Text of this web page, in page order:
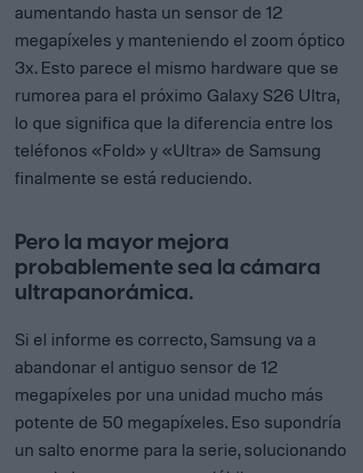
aumentando hasta un sensor de 12
megapíxeles y manteniendo el zoom óptico
3x. Esto parece el mismo hardware que se
rumorea para el próximo Galaxy S26 Ultra,
lo que significa que la diferencia entre los
teléfonos «Fold» y «Ultra» de Samsung
finalmente se está reduciendo.
Pero la mayor mejora
probablemente sea la cámara
ultrapanorámica.
Si el informe es correcto, Samsung va a
abandonar el antiguo sensor de 12
megapíxeles por una unidad mucho más
potente de 50 megapíxeles. Eso supondría
un salto enorme para la serie, solucionando